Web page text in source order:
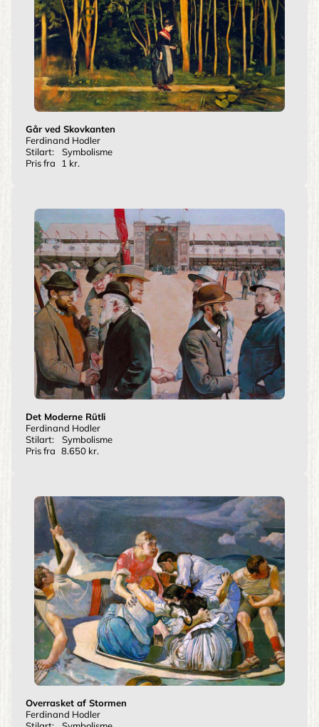
Går ved Skovkanten
Ferdinand Hodler
Stilart:
Symbolisme
Pris fra
1 kr.
Det Moderne Rütli
Ferdinand Hodler
Stilart:
Symbolisme
Pris fra 8.650 kr.
Overrasket af Stormen
Ferdinand Hodler